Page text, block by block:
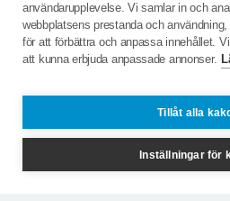
användarupplevelse. Vi samlar in och
webbplatsens prestanda och
för att förbättra och anpassa innehållet.
att kunna erbjuda anpassade annonser.
Tillåt alla
Inställningar för
Betalning med SWISH
C/o:Ulla Elfvendahl